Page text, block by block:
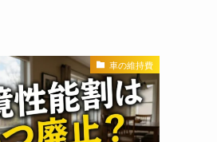
車の維持費